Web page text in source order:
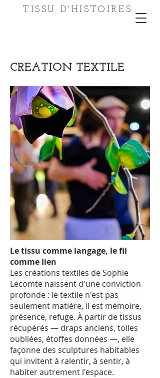
TISSU D'HISTOIRES
CREATION TEXTILE
Le tissu comme langage, le fil
comme lien
Les créations textiles de Sophie
Lecomte naissent d'une conviction
profonde : le textile n'est pas
seulement matière, il est mémoire,
présence, refuge. À partir de tissus
récupérés — draps anciens, toiles
oubliées, étoffes données —, elle
façonne des sculptures habitables
qui invitent à ralentir, à sentir, à
habiter autrement l'espace.